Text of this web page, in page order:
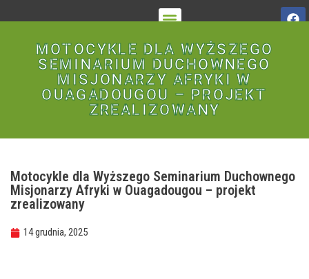
MOTOCYKLE DLA WYŻSZEGO
SEMINARIUM DUCHOWNEGO
MISJONARZY AFRYKI W
OUAGADOUGOU – PROJEKT
ZREALIZOWANY
Motocykle dla Wyższego Seminarium Duchownego
Misjonarzy Afryki w Ouagadougou – projekt
zrealizowany
14 grudnia, 2025